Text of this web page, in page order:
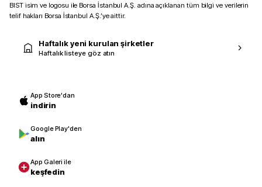
BIST isim ve logosu ile Borsa İstanbul A.Ş. adına açıklanan tüm bilgi ve verilerin
telif hakları Borsa İstanbul A.Ş.’ye aittir.
Haftalık yeni kurulan şirketler
Haftalık listeye göz atın
App Store'dan
indirin
Google Play'den
alın
App Galeri ile
keşfedin